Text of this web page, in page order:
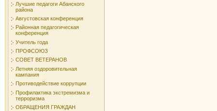
Лучшие педагоги Абанского
района
Августовская конференция
Районная педагогическая
конференция
Учитель года
ПРОФСОЮЗ
СОВЕТ ВЕТЕРАНОВ
Летняя оздоровительная
кампания
Противодействие коррупции
Профилактика экстремизма и
терроризма
ОБРАЩЕНИЯ ГРАЖДАН